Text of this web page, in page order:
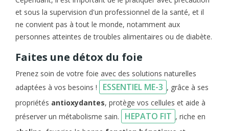
et sous la supervision d'un professionnel de la santé, et il
ne convient pas à tout le monde, notamment aux
personnes atteintes de troubles alimentaires ou de diabète.
Faites une détox du foie
Prenez soin de votre foie avec des solutions naturelles
adaptées à vos besoins !
ESSENTIEL ME-3 , grâce à ses
propriétés antioxydantes, protège vos cellules et aide à
préserver un métabolisme sain.
HEPATO FIT , riche en